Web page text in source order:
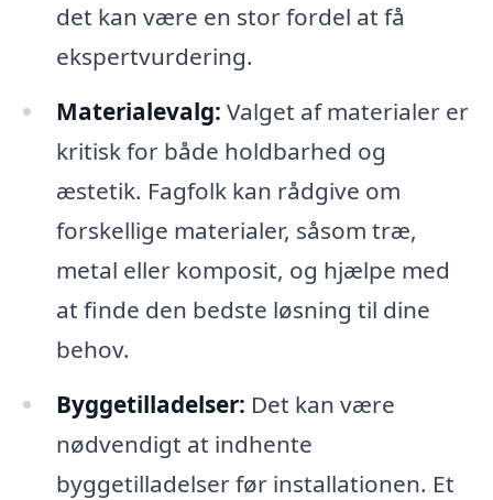
det kan være en stor fordel at få
ekspertvurdering.
Materialevalg: Valget af materialer er
kritisk for både holdbarhed og
æstetik. Fagfolk kan rådgive om
forskellige materialer, såsom træ,
metal eller komposit, og hjælpe med
at finde den bedste løsning til dine
behov.
Byggetilladelser: Det kan være
nødvendigt at indhente
byggetilladelser før installationen. Et